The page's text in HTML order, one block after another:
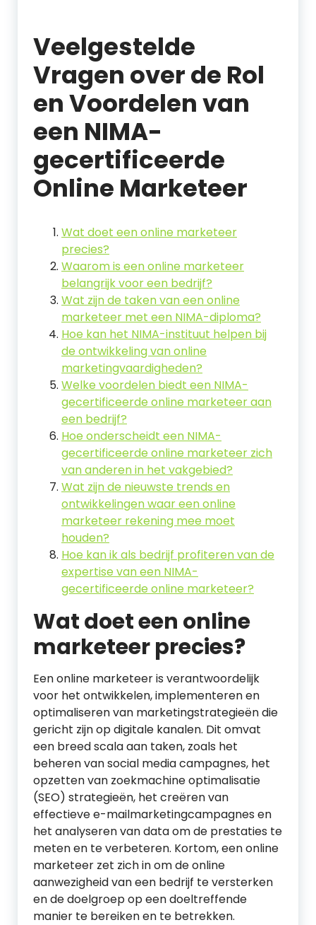
Veelgestelde
Vragen over de Rol
en Voordelen van
een NIMA-
gecertificeerde
Online Marketeer
Wat doet een online marketeer
precies?
Waarom is een online marketeer
belangrijk voor een bedrijf?
Wat zijn de taken van een online
marketeer met een NIMA-diploma?
Hoe kan het NIMA-instituut helpen bij
de ontwikkeling van online
marketingvaardigheden?
Welke voordelen biedt een NIMA-
gecertificeerde online marketeer aan
een bedrijf?
Hoe onderscheidt een NIMA-
gecertificeerde online marketeer zich
van anderen in het vakgebied?
Wat zijn de nieuwste trends en
ontwikkelingen waar een online
marketeer rekening mee moet
houden?
Hoe kan ik als bedrijf profiteren van de
expertise van een NIMA-
gecertificeerde online marketeer?
Wat doet een online
marketeer precies?
Een online marketeer is verantwoordelijk
voor het ontwikkelen, implementeren en
optimaliseren van marketingstrategieën die
gericht zijn op digitale kanalen. Dit omvat
een breed scala aan taken, zoals het
beheren van social media campagnes, het
opzetten van zoekmachine optimalisatie
(SEO) strategieën, het creëren van
effectieve e-mailmarketingcampagnes en
het analyseren van data om de prestaties te
meten en te verbeteren. Kortom, een online
marketeer zet zich in om de online
aanwezigheid van een bedrijf te versterken
en de doelgroep op een doeltreffende
manier te bereiken en te betrekken.